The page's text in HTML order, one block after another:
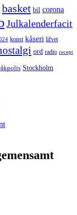
basket bil corona
Julkalenderfacit
konst kåseri lifvet
ord radio recept
Stockholm